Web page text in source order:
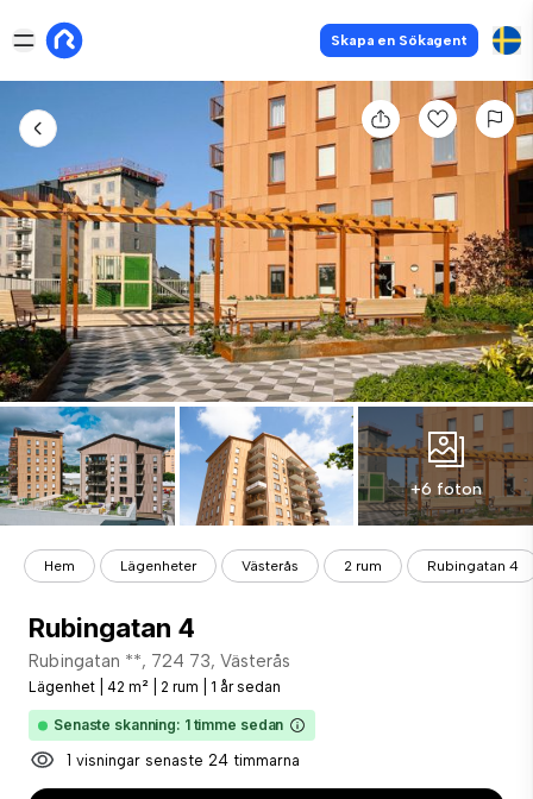
Skapa en Sökagent
+6 foton
Hem Lägenheter Västerås 2 rum Rubingatan 4
Rubingatan 4
Rubingatan **, 724 73, Västerås
Lägenhet 42 m² 2 rum 1 år sedan
Senaste skanning: 1 timme sedan
1 visningar senaste 24 timmarna